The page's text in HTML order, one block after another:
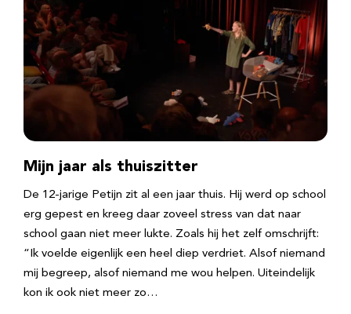
Mijn jaar als thuiszitter
De 12-jarige Petijn zit al een jaar thuis. Hij werd op school
erg gepest en kreeg daar zoveel stress van dat naar
school gaan niet meer lukte. Zoals hij het zelf omschrijft:
“Ik voelde eigenlijk een heel diep verdriet. Alsof niemand
mij begreep, alsof niemand me wou helpen. Uiteindelijk
kon ik ook niet meer zo…